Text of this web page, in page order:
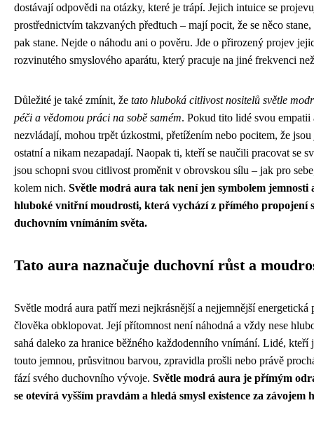
dostávají odpovědi na otázky, které je trápí. Jejich intuice se
prostřednictvím takzvaných předtuch – mají pocit, že se něco stane,
pak stane. Nejde o náhodu ani o pověru. Jde o přirozený projev
rozvinutého smyslového aparátu, který pracuje na jiné frekvenci
Důležité je také zmínit, že tato hluboká citlivost nositelů světle
péči a vědomou práci na sobě samém. Pokud tito lidé svou empatii
nezvládají, mohou trpět úzkostmi, přetížením nebo pocitem, že
ostatní a nikam nezapadají. Naopak ti, kteří se naučili pracovat se
jsou schopni svou citlivost proměnit v obrovskou sílu – jak pro
kolem nich. Světle modrá aura tak není jen symbolem jemnosti
hluboké vnitřní moudrosti, která vychází z přímého propojení
duchovním vnímáním světa.
Tato aura naznačuje duchovní růst a
Světle modrá aura patří mezi nejkrásnější a nejjemnější energetická
člověka obklopovat. Její přítomnost není náhodná a vždy nese
sahá daleko za hranice běžného každodenního vnímání. Lidé, kteří
touto jemnou, průsvitnou barvou, zpravidla prošli nebo právě
fází svého duchovního vývoje. Světle modrá aura je přímým
se otevírá vyšším pravdám a hledá smysl existence za závojem